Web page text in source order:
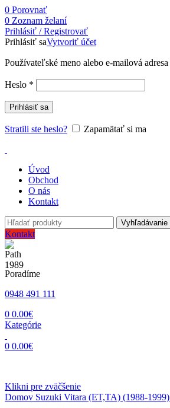
0 Porovnať
0 Zoznam želaní
Prihlásiť / Registrovať
Prihlásiť saVytvoriť účet
Používateľské meno alebo e-mailová adresa
Heslo *
Prihlásiť sa
Stratili ste heslo? Zapamätať si ma
Úvod
Obchod
O nás
Kontakt
Vyhľadávanie
Kontakt
Poradíme
0948 491 111
0 0.00€
Kategórie
0 0.00€
Klikni pre zväčšenie
Domov Suzuki Vitara (ET,TA) (1988-1999)